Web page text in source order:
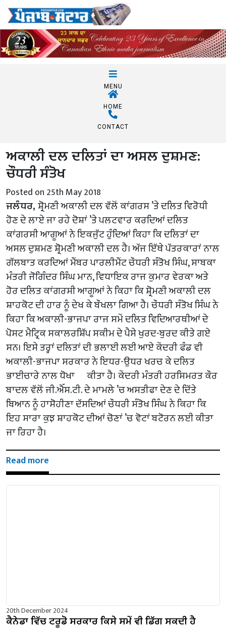
MENU
HOME
CONTACT
ਅਕਾਲੀ ਦਲ ਦਲਿਤਾਂ ਦਾ ਅਸਲ ਦੁਸ਼ਮਣ:
ਚੌਧਰੀ ਸੰਤੋਖ
Posted on 25th May 2018
ਜਲੰਧਰ,ਸ਼੍ਰੋਮਣੀ ਅਕਾਲੀ ਦਲ ਵੱਲੋਂ ਕਾਂਗਰਸ ’ਤੇ ਦਲਿਤ ਵਿਰੋਧੀ
ਹੋਣ ਦੇ ਲਾਏ ਜਾ ਰਹੇ ਦੋਸ਼ਾਂ ’ਤੇ ਪਲਟਵਾਰ ਕਰਦਿਆਂ ਦਲਿਤ
ਕਾਂਗਰਸੀ ਆਗੂਆਂ ਨੇ ਇਕਜੁੱਟ ਹੁੰਦਿਆਂ ਕਿਹਾ ਕਿ ਦਲਿਤਾਂ ਦਾ
ਅਸਲ ਦੁਸ਼ਮਣ ਸ਼੍ਰੋਮਣੀ ਅਕਾਲੀ ਦਲ ਹੈ। ਅੱਜ ਇੱਥੇ ਪੱਤਰਕਾਰਾਂ ਨਾਲ
ਗੱਲਬਾਤ ਕਰਦਿਆਂ ਮੈਂਬਰ ਪਾਰਲੀਮੈਂਟ ਚੌਧਰੀ ਸੰਤੋਖ ਸਿੰਘ, ਸਾਬਕਾ
ਮੰਤਰੀ ਜੋਗਿੰਦਰ ਸਿੰਘ ਮਾਨ, ਵਿਧਾਇਕ ਰਾਜ ਕੁਮਾਰ ਵੇਰਕਾ ਅਤੇ
ਹੋਰ ਦਲਿਤ ਕਾਂਗਰਸੀ ਆਗੂਆਂ ਨੇ ਕਿਹਾ ਕਿ ਸ਼੍ਰੋਮਣੀ ਅਕਾਲੀ ਦਲ
ਸ਼ਾਹਕੋਟ ਦੀ ਹਾਰ ਨੂੰ ਦੇਖ ਕੇ ਬੌਖਲਾ ਗਿਆ ਹੈ। ਚੌਧਰੀ ਸੰਤੋਖ ਸਿੰਘ ਨੇ
ਕਿਹਾ ਕਿ ਅਕਾਲੀ-ਭਾਜਪਾ ਰਾਜ ਸਮੇਂ ਦਲਿਤ ਵਿਦਿਆਰਥੀਆਂ ਦੇ
ਪੋਸਟ ਮੈਟ੍ਰਿਕ ਸਕਾਲਰਸ਼ਿੱਪ ਸਕੀਮ ਦੇ ਪੈਸੇ ਖੁਰਦ-ਬੁਰਦ ਕੀਤੇ ਗਏ
ਸਨ। ਇਸੇ ਤਰ੍ਹਾਂ ਦਲਿਤਾਂ ਦੀ ਭਲਾਈ ਲਈ ਆਏ ਕੇਂਦਰੀ ਫੰਡ ਵੀ
ਅਕਾਲੀ-ਭਾਜਪਾ ਸਰਕਾਰ ਨੇ ਇਧਰ-ਉਧਰ ਖਰਚ ਕੇ ਦਲਿਤ
ਭਾਈਚਾਰੇ ਨਾਲ ਧੋਖਾ ਕੀਤਾ ਹੈ। ਕੇਂਦਰੀ ਮੰਤਰੀ ਹਰਸਿਮਰਤ ਕੌਰ
ਬਾਦਲ ਵੱਲੋਂ ਜੀ.ਐੱਸ.ਟੀ. ਦੇ ਮਾਮਲੇ ’ਚ ਅਸਤੀਫਾ ਦੇਣ ਦੇ ਦਿੱਤੇ
ਬਿਆਨ ਨੂੰ ਹਾਸੋਹੀਣਾ ਦੱਸਦਿਆਂ ਚੌਧਰੀ ਸੰਤੋਖ ਸਿੰਘ ਨੇ ਕਿਹਾ ਕਿ
ਇਹ ਸਾਰਾ ਕੁਝ ਸ਼ਾਹਕੋਟ ਦੀਆਂ ਚੋਣਾਂ ’ਚ ਵੋਟਾਂ ਬਟੋਰਨ ਲਈ ਕੀਤਾ
ਜਾ ਰਿਹਾ ਹੈ।
Read more
20th December 2024
ਕੈਨੇਡਾ ਵਿੱਚ ਟਰੂਡੋ ਸਰਕਾਰ ਕਿਸੇ ਸਮੇਂ ਵੀ ਡਿੱਗ ਸਕਦੀ ਹੈ